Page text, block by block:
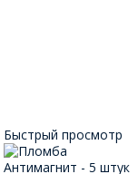
Быстрый просмотр